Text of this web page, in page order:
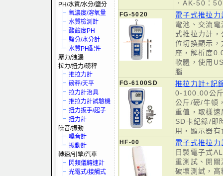
PH/水質/水分/鹽分
氧濃度/溶氧量
水質檢測計
酸鹼度PH
鹽分/水分計
水質PH配件
壓力/洩漏
拉力/扭力/磅秤
推拉力計
磅秤/天平
拉力計治具
推拉力計試驗機
扭力扳手/起子
扭力計
噪音/振動
噪音計
振動計
轉速/引擎/汽車
閃頻儀轉速計
光電式/接觸式
．AK-50：
FG-5020
電子式推拉
電池、交流
式推拉力計
位切換顯示
座，解析度
軟體，使用
腦
FG-6100SD
推拉力計+記
0-100.00公
公斤/磅/牛頓
重值，取樣
SD卡紀錄/即
用，顯示器
HF-00
電子式推拉力
日製電子式
重測試、開
破壞測試，